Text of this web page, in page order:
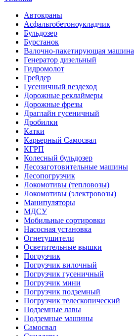
Автокраны
Асфальтобетоноукладчик
Бульдозер
Бурстанок
Валочно-пакетирующая машина
Генератор дизельный
Гидромолот
Грейдер
Гусеничный вездеход
Дорожные реклаймеры
Дорожные фрезы
Драглайн гусеничный
Дробилки
Катки
Карьерный Самосвал
КГРП
Колесный бульдозер
Лесозаготовительные машины
Лесопогрузчик
Локомотивы (тепловозы)
Локомотивы (электровозы)
Манипуляторы
МДСУ
Мобильные сортировки
Насосная установка
Огнетушители
Осветительные вышки
Погрузчик
Погрузчик вилочный
Погрузчик гусеничный
Погрузчик мини
Погрузчик подземный
Погрузчик телескопический
Подземные лавы
Подземные машины
Самосвал